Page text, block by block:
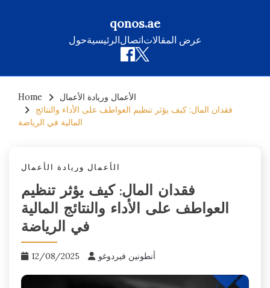
qonos.ae
حولالرئيسيةاتصالعرض المقالات
content
Home
الأعمال وريادة الأعمال
فقدان المال: كيف يؤثر تنظيم العواطف على الأداء والنتائج
المالية في الرياضة
الأعمال وريادة الأعمال
فقدان المال: كيف يؤثر تنظيم
العواطف على الأداء والنتائج المالية
في الرياضة
12/08/2025 أنطونين فيردوغو